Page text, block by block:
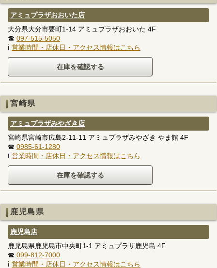
アミュプラザおおいた店
大分県大分市要町1-14 アミュプラザおおいた 4F
☎ 097-515-5050
ℹ 営業時間・店休日・アクセス情報はこちら
宮崎県
アミュプラザみやざき店
宮崎県宮崎市広島2-11-11 アミュプラザみやざき やま館 4F
☎ 0985-61-1280
ℹ 営業時間・店休日・アクセス情報はこちら
鹿児島県
鹿児島店
鹿児島県鹿児島市中央町1-1 アミュプラザ鹿児島 4F
☎ 099-812-7000
ℹ 営業時間・店休日・アクセス情報はこちら